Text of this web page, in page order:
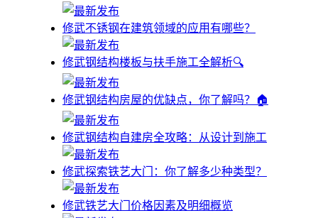
修武不锈钢在建筑领域的应用有哪些？
修武钢结构楼板与扶手施工全解析🔍
修武钢结构房屋的优缺点，你了解吗？🏠
修武钢结构自建房全攻略：从设计到施工
修武探索铁艺大门：你了解多少种类型？
修武铁艺大门价格因素及明细概览